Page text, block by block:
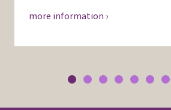
more information ›